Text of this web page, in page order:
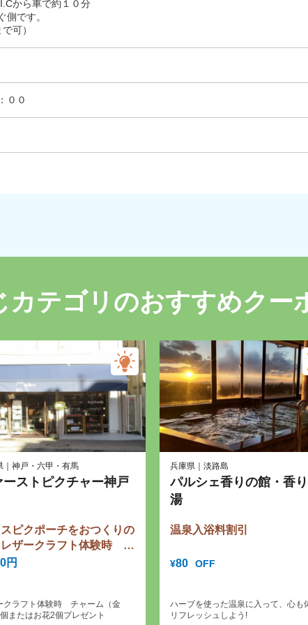
から車で約１０分
側です。
可）
００
カテゴリのおすすめクー
｜神戸・六甲・有馬
ーストピクチャー神戸
ピクポーチをおつくりの
ザークラフト体験時 チ
（金具）1個またはお花
円
クラフト体験時 チャーム（金
またはお花2個プレゼント
兵庫県｜淡路島
パルシェ香りの館・香
湯
温泉入浴料割引
¥80 OFF
ハーブを使った温泉に入って、心も
リフレッシュしよう!